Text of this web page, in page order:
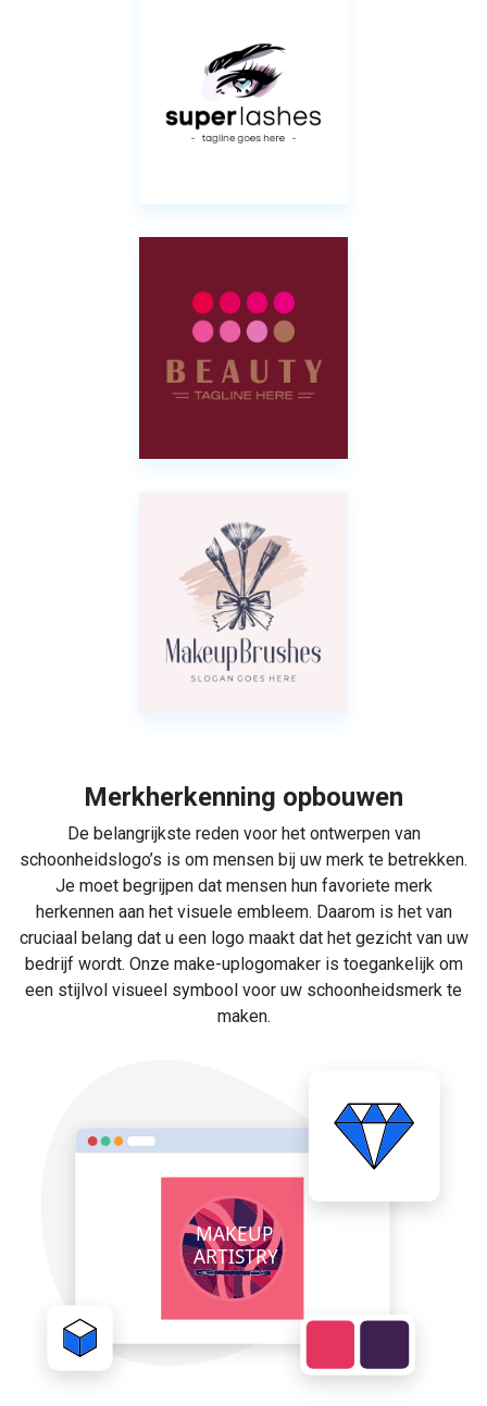
Merkherkenning opbouwen
De belangrijkste reden voor het ontwerpen van
schoonheidslogo’s is om mensen bij uw merk te betrekken.
Je moet begrijpen dat mensen hun favoriete merk
herkennen aan het visuele embleem. Daarom is het van
cruciaal belang dat u een logo maakt dat het gezicht van uw
bedrijf wordt. Onze make-uplogomaker is toegankelijk om
een stijlvol visueel symbool voor uw schoonheidsmerk te
maken.